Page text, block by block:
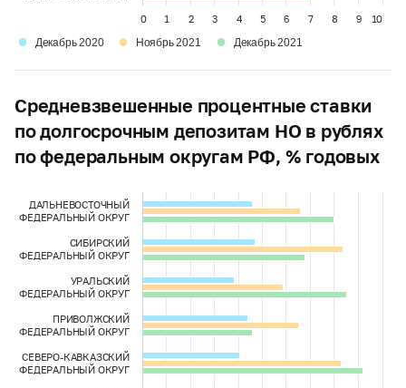
0 1 2 3 4 5 6 7 8 9 10
● Декабрь 2020 ● Ноябрь 2021 ● Декабрь 2021
Средневзвешенные процентные ставки
по долгосрочным депозитам НО в рублях
по федеральным округам РФ, % годовых
ДАЛЬНЕВОСТОЧНЫЙ
ФЕДЕРАЛЬНЫЙ ОКРУГ
СИБИРСКИЙ
ФЕДЕРАЛЬНЫЙ ОКРУГ
УРАЛЬСКИЙ
ФЕДЕРАЛЬНЫЙ ОКРУГ
ПРИВОЛЖСКИЙ
ФЕДЕРАЛЬНЫЙ ОКРУГ
СЕВЕРО-КАВКАЗСКИЙ
ФЕДЕРАЛЬНЫЙ ОКРУГ